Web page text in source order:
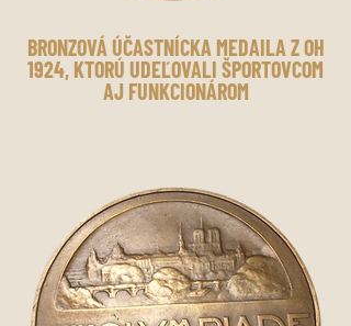
BRONZOVÁ ÚČASTNÍCKA MEDAILA Z OH
1924, KTORÚ UDEĽOVALI ŠPORTOVCOM
AJ FUNKCIONÁROM